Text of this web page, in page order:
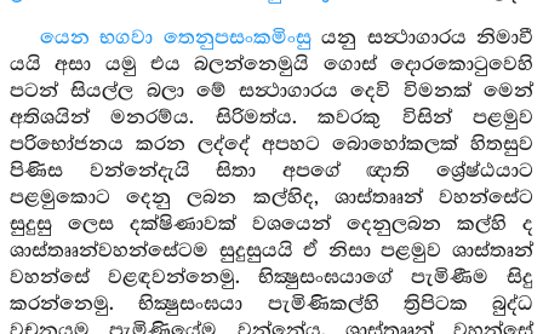
යෙන භගවා තෙනුපසංකමිංසුයනු සන්‍ථාගාරය නිමාවී
යයි අසා යමු එය බලන්නෙමුයි ගොස් දොරකොටුවෙහි
පටන් සියල්ල බලා මේ සන්‍ථාගාරය දෙවි විමනක් මෙන්
අතිශයින් මනරම්ය. සිරිමත්ය. කවරකු විසින් පළමුව
පරිභෝජනය කරන ලද්දේ අපහට බොහෝකලක් හිතසුව
පිණිස වන්නේදැයි සිතා අපගේ ඥාති ශ්‍රේෂ්ඨයාට
පළමුකොට දෙනු ලබන කල්හිද, ශාස්තෘෘන් වහන්සේට
සුදුසු ලෙස දක්ෂිණාවක් වශයෙන් දෙනුලබන කල්හි ද
ශාස්තෘෘන්වහන්සේටම සුදුසුයයි ඒ නිසා පළමුව ශාස්තෘන්
වහන්සේ වළඳවන්නෙමු. භික්‍ෂුසංඝයාගේ පැමිණීම සිදු
කරන්නෙමු. භික්‍ෂුසංඝයා පැමිණිකල්හි ත්‍රිපිටක බුද්ධ